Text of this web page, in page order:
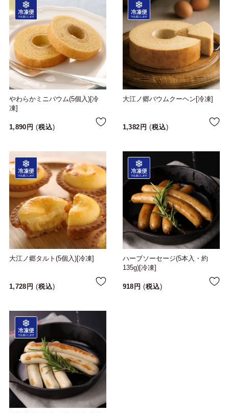
やわらかミニバウム(5個入)[冷
凍]
1,890 税込
大江ノ郷バウムクーヘン[冷凍]
1,382 税込
大江ノ郷タルト(5個入)[冷凍]
1,728 税込
ハーブソーセージ(5本入・約
135g)[冷凍]
918 税込